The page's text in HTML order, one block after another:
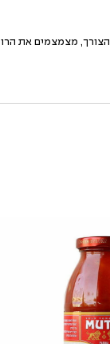
הצורך, מצמצמים את